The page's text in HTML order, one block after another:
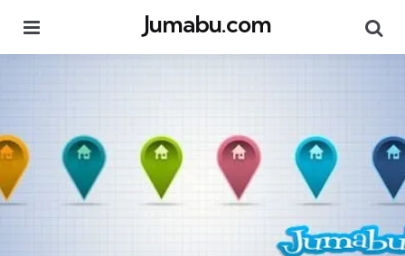
Jumabu.com